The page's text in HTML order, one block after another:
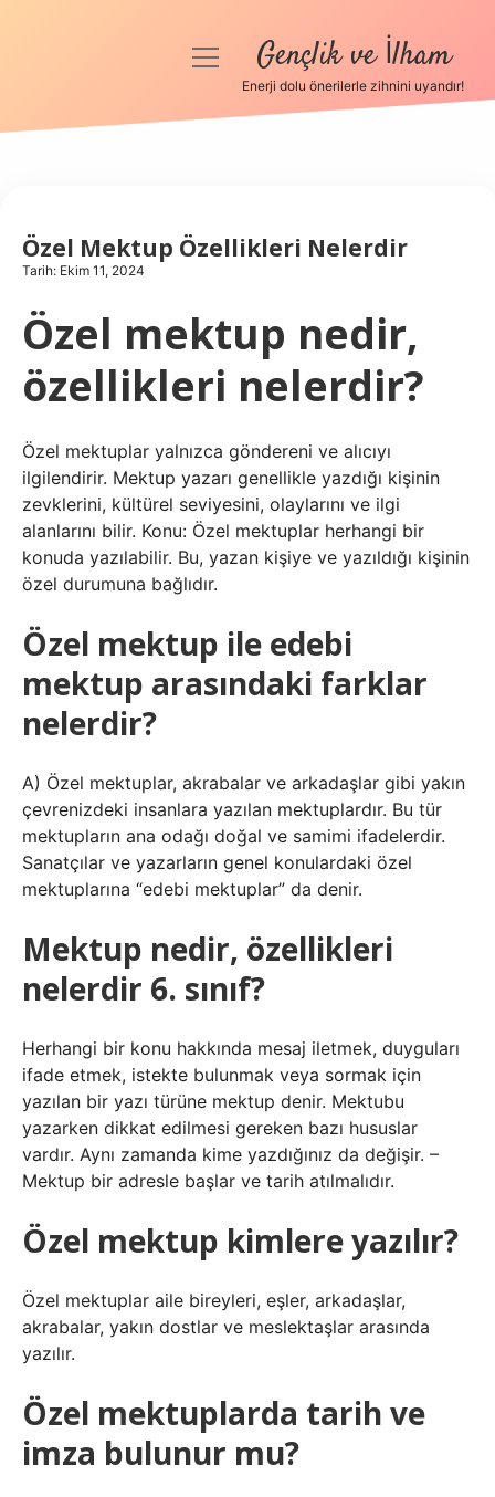
Anasayfa
Hakkımızda
menüyüGençlik ve İlham
Enerji dolu önerilerle zihnini uyandır!
Özel Mektup Özellikleri Nelerdir
Tarih: Ekim 11, 2024
Özel mektup nedir,
özellikleri nelerdir?
Özel mektuplar yalnızca göndereni ve alıcıyı
ilgilendirir. Mektup yazarı genellikle yazdığı kişinin
zevklerini, kültürel seviyesini, olaylarını ve ilgi
alanlarını bilir. Konu: Özel mektuplar herhangi bir
konuda yazılabilir. Bu, yazan kişiye ve yazıldığı kişinin
özel durumuna bağlıdır.
Özel mektup ile edebi
mektup arasındaki farklar
nelerdir?
A) Özel mektuplar, akrabalar ve arkadaşlar gibi yakın
çevrenizdeki insanlara yazılan mektuplardır. Bu tür
mektupların ana odağı doğal ve samimi ifadelerdir.
Sanatçılar ve yazarların genel konulardaki özel
mektuplarına “edebi mektuplar” da denir.
Mektup nedir, özellikleri
nelerdir 6. sınıf?
Herhangi bir konu hakkında mesaj iletmek, duyguları
ifade etmek, istekte bulunmak veya sormak için
yazılan bir yazı türüne mektup denir. Mektubu
yazarken dikkat edilmesi gereken bazı hususlar
vardır. Aynı zamanda kime yazdığınız da değişir. –
Mektup bir adresle başlar ve tarih atılmalıdır.
Özel mektup kimlere yazılır?
Özel mektuplar aile bireyleri, eşler, arkadaşlar,
akrabalar, yakın dostlar ve meslektaşlar arasında
yazılır.
Özel mektuplarda tarih ve
imza bulunur mu?